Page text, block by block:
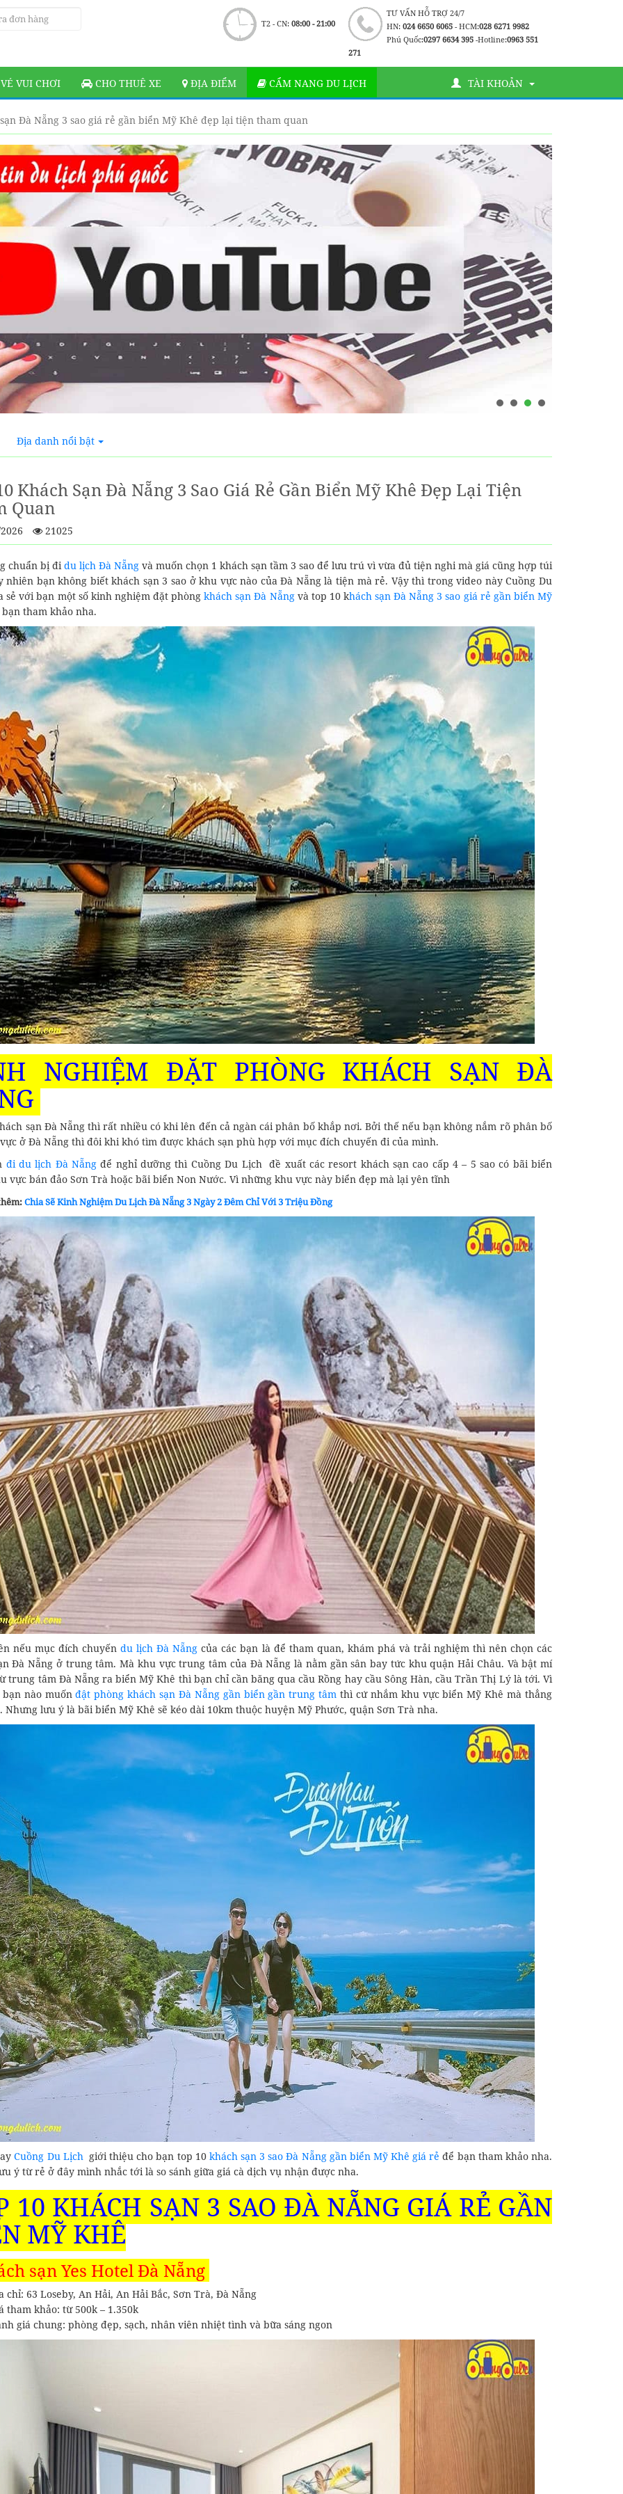
TƯ VẤN HỖ TRỢ 24/7
HN: 024 6650 6065- HCM:028 6271 9982
Phú Quốc:0297 6634 395 -Hotline:0963 551
271
T2 - CN: 08:00 - 21:00
VÉ VUI CHƠI CHO THUÊ XE ĐỊA ĐIỂM CẨM NANG DU LỊCH TÀI KHOẢN
Đà Nẵng 3 sao giá rẻ gần biển Mỹ Khê đẹp lại tiện tham quan
Địa danh nổi bật
Khách Sạn Đà Nẵng 3 Sao Giá Rẻ Gần Biển Mỹ Khê Đẹp Lại Tiện
Quan
21025
chuẩn bị đidu lịch Đà Nẵng và muốn chọn 1 khách sạn tầm 3 sao để lưu trú vì vừa đủ tiện nghi mà giá cũng hợp túi
nhiên bạn không biết khách sạn 3 sao ở khu vực nào của Đà Nẵng là tiện mà rẻ. Vậy thì trong video này Cuồng Du
sẻ với bạn một số kinh nghiệm đặt phòng khách sạn Đà Nẵngvà top 10 khách sạn Đà Nẵng 3 sao giá rẻ gần biển Mỹ
bạn tham khảo nha.
NGHIỆM ĐẶT PHÒNG KHÁCH SẠN ĐÀ
sạn Đà Nẵng thì rất nhiều có khi lên đến cả ngàn cái phân bố khắp nơi. Bởi thế nếu bạn không nắm rõ phân bố
ở Đà Nẵng thì đôi khi khó tìm được khách sạn phù hợp với mục đích chuyến đi của mình.
đi du lịch Đà Nẵngđể nghỉ dưỡng thì Cuồng Du Lịch đề xuất các resort khách sạn cao cấp 4 – 5 sao có bãi biển
vực bán đảo Sơn Trà hoặc bãi biển Non Nước. Vì những khu vực này biển đẹp mà lại yên tĩnh
Chia Sẽ Kinh Nghiệm Du Lịch Đà Nẵng 3 Ngày 2 Đêm Chỉ Với 3 Triệu Đồng
nếu mục đích chuyếndu lịch Đà Nẵng của các bạn là để tham quan, khám phá và trải nghiệm thì nên chọn các
Đà Nẵng ở trung tâm. Mà khu vực trung tâm của Đà Nẵng là nằm gần sân bay tức khu quận Hải Châu. Và bật mí
trung tâm Đà Nẵng ra biển Mỹ Khê thì bạn chỉ cần băng qua cầu Rồng hay cầu Sông Hàn, cầu Trần Thị Lý là tới. Vì
bạn nào muốnđật phòng khách sạn Đà Nẵng gần biển gần trung tâm thì cứ nhắm khu vực biển Mỹ Khê mà thẳng
Nhưng lưu ý là bãi biển Mỹ Khê sẽ kéo dài 10km thuộc huyện Mỹ Phước, quận Sơn Trà nha.
Cuồng Du Lịchgiới thiệu cho bạn top 10 khách sạn 3 sao Đà Nẵng gần biển Mỹ Khê giá rẻ để bạn tham khảo nha.
ý từ rẻ ở đây mình nhắc tới là so sánh giữa giá cà dịch vụ nhận được nha.
10 KHÁCH SẠN 3 SAO ĐÀ NẴNG GIÁ RẺ GẦN
MỸ KHÊ
sạn Yes Hotel Đà Nẵng
chỉ: 63 Loseby, An Hải, An Hải Bắc, Sơn Trà, Đà Nẵng
tham khảo: từ 500k – 1.350k
giá chung: phòng đẹp, sạch, nhân viên nhiệt tình và bữa sáng ngon